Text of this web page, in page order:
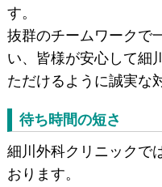
す。
抜群のチームワークで
い、皆様が安心して細
ただけるように誠実な
待ち時間の短さ
細川外科クリニックで
おります。